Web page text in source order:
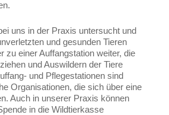
uns in der Praxis untersucht und
und gesunden Tieren
zu einer Auffangstation weiter, die
und Auswildern der Tiere
und Pflegestationen sind
Organisationen, die sich über eine
Auch in unserer Praxis können
in die Wildtierkasse